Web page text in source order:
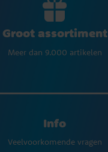
Groot assortiment
Meer dan 9.000 artikelen
Info
Veelvoorkomende vragen